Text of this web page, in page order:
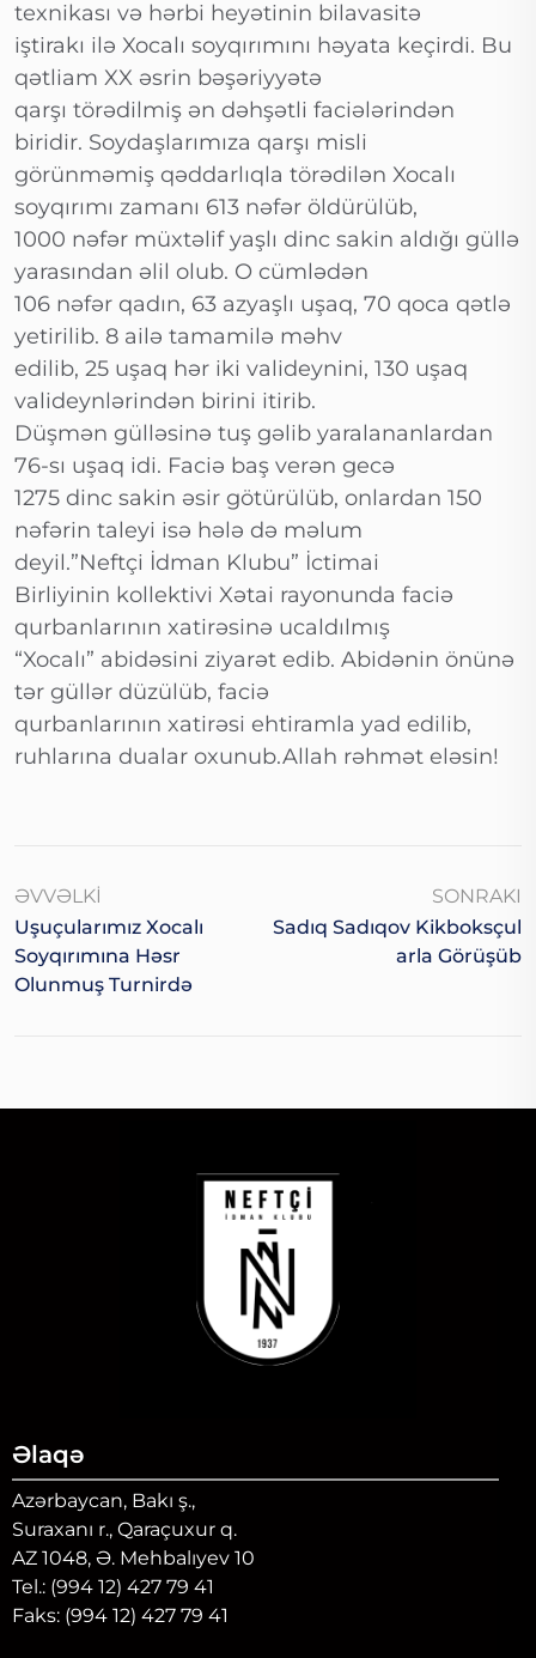
texnikası və hərbi heyətinin bilavasitə
iştirakı ilə Xocalı soyqırımını həyata keçirdi. Bu
qətliam XX əsrin bəşəriyyətə
qarşı törədilmiş ən dəhşətli faciələrindən
biridir. Soydaşlarımıza qarşı misli
görünməmiş qəddarlıqla törədilən Xocalı
soyqırımı zamanı 613 nəfər öldürülüb,
1000 nəfər müxtəlif yaşlı dinc sakin aldığı güllə
yarasından əlil olub. O cümlədən
106 nəfər qadın, 63 azyaşlı uşaq, 70 qoca qətlə
yetirilib. 8 ailə tamamilə məhv
edilib, 25 uşaq hər iki valideynini, 130 uşaq
valideynlərindən birini itirib.
Düşmən gülləsinə tuş gəlib yaralananlardan
76-sı uşaq idi. Faciə baş verən gecə
1275 dinc sakin əsir götürülüb, onlardan 150
nəfərin taleyi isə hələ də məlum
deyil.”Neftçi İdman Klubu” İctimai
Birliyinin kollektivi Xətai rayonunda faciə
qurbanlarının xatirəsinə ucaldılmış
“Xocalı” abidəsini ziyarət edib. Abidənin önünə
tər güllər düzülüb, faciə
qurbanlarının xatirəsi ehtiramla yad edilib,
ruhlarına dualar oxunub.Allah rəhmət eləsin!
ƏVVƏLKI
Uşuçularımız Xocalı
Soyqırımına Həsr
Olunmuş Turnirdə
SONRAKI
Sadıq Sadıqov Kikboksçul
Arla Görüşüb
Əlaqə
Azərbaycan, Bakı ş.,
Suraxanı r., Qaraçuxur q.
AZ 1048, Ə. Mehbalıyev 10
Tel.: (994 12) 427 79 41
Faks: (994 12) 427 79 41